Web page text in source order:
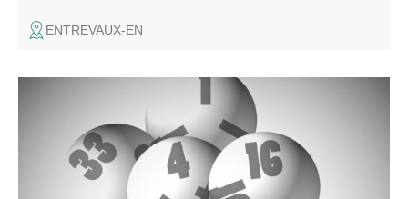
ENTREVAUX-EN
Come and take part in our traditional fire department
bingo, with lots of prizes to be won!